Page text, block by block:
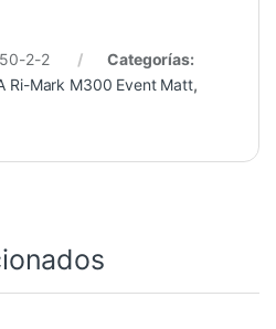
2-2
Categorías:
Ri-Mark M300 Event Matt,